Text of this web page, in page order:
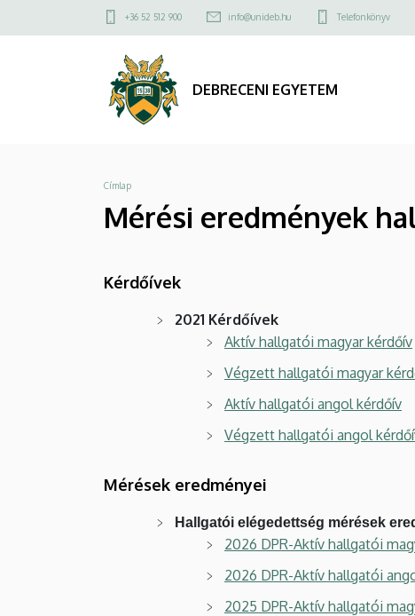
eredmények
hallgatók,
munkaerő-
a
Felső
menü
+36 52 512 900 info@unideb.hu Telefonkönyv
DEBRECENI EGYETEM
Morzsa
Címlap
Mérési eredmények
Kérdőívek
2021 Kérdőívek
Aktív hallgatói magyar kérdőív
Végzett hallgatói magyar
Aktív hallgatói angol kérdőív
Végzett hallgatói angol
Mérések eredményei
Hallgatói elégedettség mérések
2026 DPR-Aktív hallgatói
2026 DPR-Aktív hallgatói
2025 DPR-Aktív hallgatói